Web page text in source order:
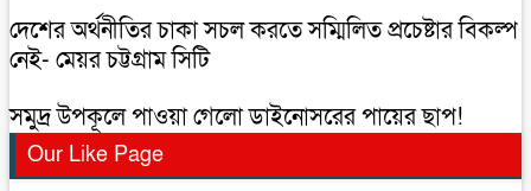
দেশের অর্থনীতির চাকা সচল করতে সম্মিলিত প্রচেষ্টার বিকল্প
নেই- মেয়র চট্টগ্রাম সিটি
সমুদ্র উপকূলে পাওয়া গেলো ডাইনোসরের পায়ের ছাপ!
Our Like Page